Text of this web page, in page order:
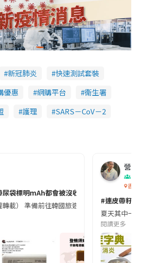
新冠肺炎
快速測試套裝
優惠 網購平台
衞生署
護理 SARS－CoV－2
尿袋標明mAh都會被沒收😱出發前切記檢查
轉載） 準備前往韓國旅遊的民眾，近期要
營養
香港
#連皮帶籽
夏天其中一
閱讀更多